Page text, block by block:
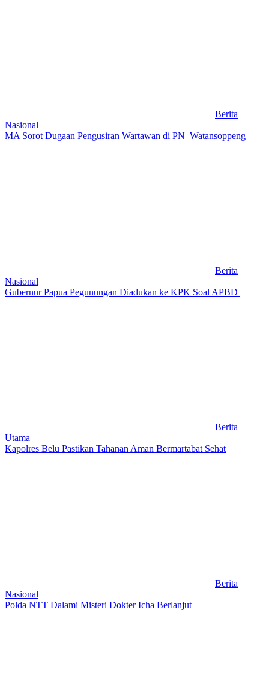
Berita
Nasional
MA Sorot Dugaan Pengusiran Wartawan di PN Watansoppeng
Berita
Nasional
Gubernur Papua Pegunungan Diadukan ke KPK Soal APBD
Berita
Utama
Kapolres Belu Pastikan Tahanan Aman Bermartabat Sehat
Berita
Nasional
Polda NTT Dalami Misteri Dokter Icha Berlanjut